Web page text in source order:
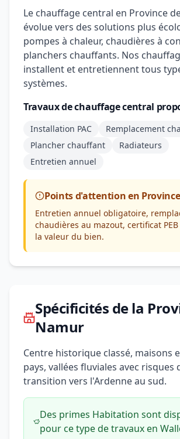
Le chauffage central en Province
évolue vers des solutions plus
pompes à chaleur, chaudières à
planchers chauffants. Nos
installent et entretiennent tous
systèmes.
Travaux de chauffage central
Installation PAC
Remplacement
Plancher chauffant
Radiateurs
Entretien annuel
Points d'attention en
Entretien annuel obligatoire,
chaudières au mazout, certificat
la valeur du bien.
Spécificités de la
Namur
Centre historique classé, maisons
pays, vallées fluviales avec risques
transition vers l'Ardenne au sud.
Des primes Habitation sont
pour ce type de travaux en